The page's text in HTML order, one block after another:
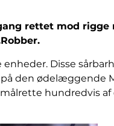
rettet mod
Disse
den ødelæggende
hundredvis af